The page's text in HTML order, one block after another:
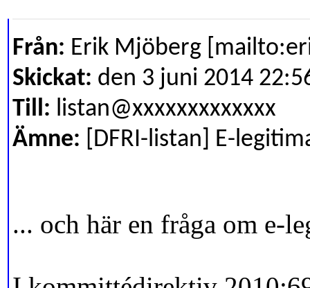
Från: Erik Mjöberg
Skickat: den 3 juni 2014
Till: listan@xxxxxxxxxxxxx
Ämne: [DFRI-listan] E-
... och här en fråga om e-